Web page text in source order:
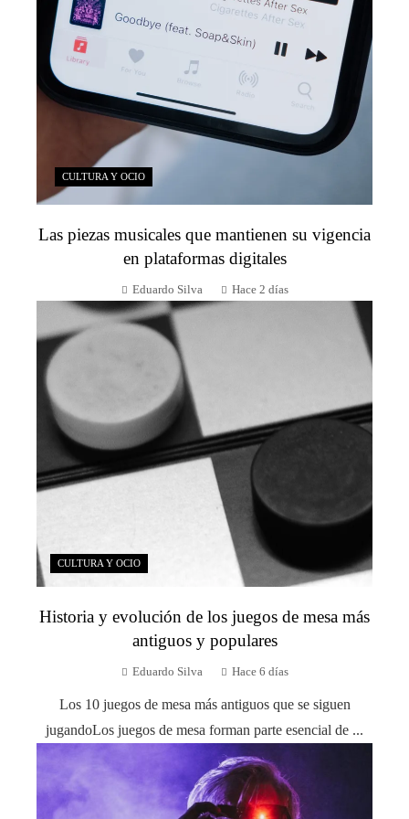
CULTURA Y OCIO
Las piezas musicales que mantienen su vigencia
en plataformas digitales
Eduardo Silva Hace 2 días
CULTURA Y OCIO
Historia y evolución de los juegos de mesa más
antiguos y populares
Eduardo Silva Hace 6 días
Los 10 juegos de mesa más antiguos que se siguen
jugandoLos juegos de mesa forman parte esencial de ...